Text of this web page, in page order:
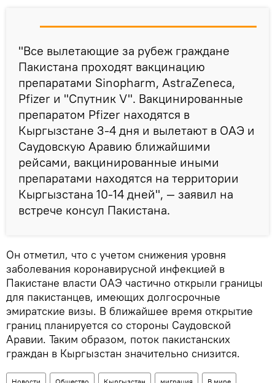
"Все вылетающие за рубеж граждане
Пакистана проходят вакцинацию
препаратами Sinopharm, AstraZeneca,
Pfizer и "Спутник V". Вакцинированные
препаратом Pfizer находятся в
Кыргызстане 3-4 дня и вылетают в ОАЭ и
Саудовскую Аравию ближайшими
рейсами, вакцинированные иными
препаратами находятся на территории
Кыргызстана 10-14 дней", — заявил на
встрече консул Пакистана.
Он отметил, что с учетом снижения уровня
заболевания коронавирусной инфекцией в
Пакистане власти ОАЭ частично открыли границы
для пакистанцев, имеющих долгосрочные
эмиратские визы. В ближайшее время открытие
границ планируется со стороны Саудовской
Аравии. Таким образом, поток пакистанских
граждан в Кыргызстан значительно снизится.